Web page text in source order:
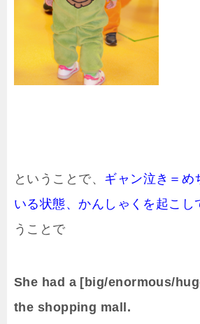
ということで、 ギャン泣き＝め
いる状態、かんしゃくを起こし
うことで
She had a [big/enormous/
the shopping mall.